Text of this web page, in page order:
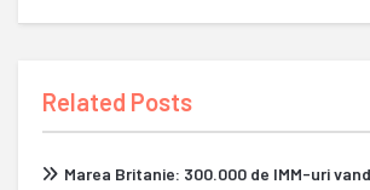
Related Posts
Marea Britanie: 300.000 de IMM-uri